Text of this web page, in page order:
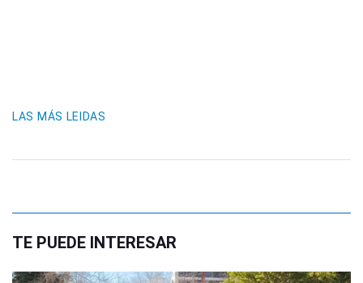
LAS MÁS LEIDAS
TE PUEDE INTERESAR